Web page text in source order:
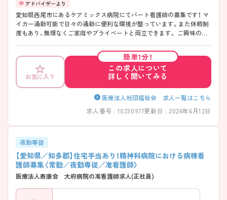
愛知県西尾市にあるケアミックス病院にてパート看護師の募集です！ マ
イカー通勤可能で日々の通勤に便利な環境が整っています。また休暇制
度もあり、無理なくご家庭やプライベートと両立できます。 ご興味のあ
お気に入り
簡単1分！
この求人について
詳しく聞いてみる
医療法人社団福祉会 求人一覧はこちら
求人番号 : 10230977更新日 : 2026年6月12日
夜勤専従
【愛知県／知多郡】住宅手当あり！精神科病院における病棟看
護師募集〈常勤／夜勤専従／准看護師〉
医療法人寿康会 大府病院の准看護師求人(正社員)